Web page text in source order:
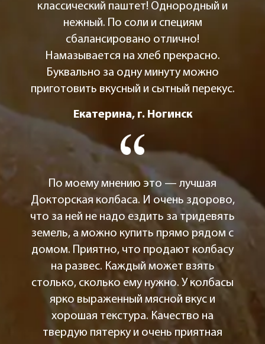
классический паштет! Однородный и
нежный. По соли и специям
сбалансировано отлично!
Намазывается на хлеб прекрасно.
Буквально за одну минуту можно
приготовить вкусный и сытный перекус.
Екатерина, г. Ногинск
По моему мнению это — лучшая
Докторская колбаса. И очень здорово,
что за ней не надо ездить за тридевять
земель, а можно купить прямо рядом с
домом. Приятно, что продают колбасу
на развес. Каждый может взять
столько, сколько ему нужно. У колбасы
ярко выраженный мясной вкус и
хорошая текстура. Качество на
твердую пятерку и очень приятная